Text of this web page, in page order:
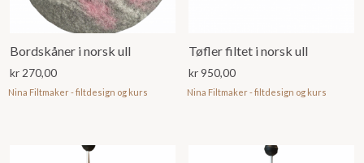
Bordskåner i norsk ull
kr 270,00
Nina Filtmaker - filtdesign og kurs
Tøfler filtet i norsk ull
kr950,00
Nina Filtmaker - filtdesign og kurs